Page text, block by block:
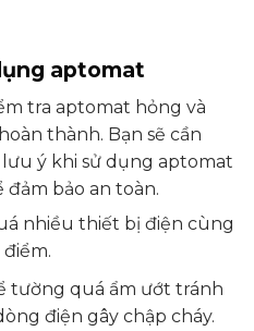
aptomat
tra aptomat hỏng và
thành. Bạn sẽ cần
ý khi sử dụng aptomat
bảo an toàn.
nhiều thiết bị điện cùng
tường quá ẩm ướt tránh
điện gây chập cháy.